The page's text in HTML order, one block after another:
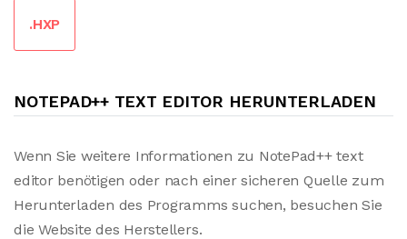
.HXP
NOTEPAD++ TEXT EDITOR HERUNTERLADEN
Wenn Sie weitere Informationen zu NotePad++ text
editor benötigen oder nach einer sicheren Quelle zum
Herunterladen des Programms suchen, besuchen Sie
die Website des Herstellers.